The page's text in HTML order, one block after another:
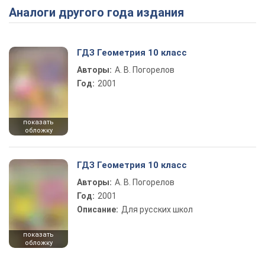
Аналоги другого года издания
показать
обложку
ГДЗ Геометрия 10 класс
Авторы: А. В. Погорелов
Год: 2001
показать
обложку
ГДЗ Геометрия 10 класс
Авторы: А. В. Погорелов
Год: 2001
Описание: Для русских школ